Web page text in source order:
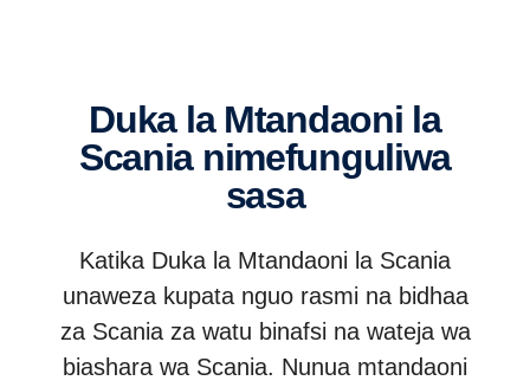
Duka la Mtandaoni la
Scania nimefunguliwa
sasa
Katika Duka la Mtandaoni la Scania
unaweza kupata nguo rasmi na bidhaa
za Scania za watu binafsi na wateja wa
biashara wa Scania. Nunua mtandaoni